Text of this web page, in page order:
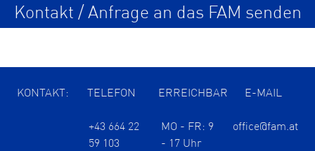
Kontakt / Anfrage an das FAM senden
KONTAKT: TELEFON ERREICHBAR E-MAIL
+43 664 22
59 103
MO - FR: 9
- 17 Uhr
office@fam.at